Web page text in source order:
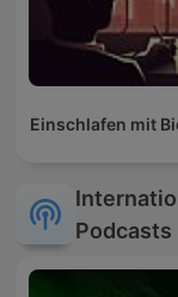
Einschlafen mit
Podcasts